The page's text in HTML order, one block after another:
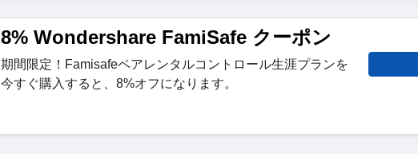
8% Wondershare FamiSafe クーポン
期間限定！Famisafeペアレンタルコントロール生涯プランを
今すぐ購入すると、8%オフになります。